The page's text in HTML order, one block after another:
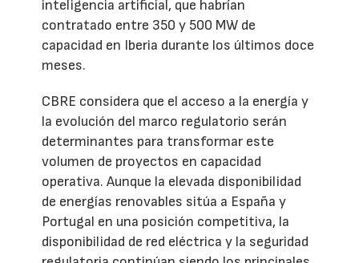
inteligencia artificial, que habrían
contratado entre 350 y 500 MW de
capacidad en Iberia durante los últimos doce
meses.
CBRE considera que el acceso a la energía y
la evolución del marco regulatorio serán
determinantes para transformar este
volumen de proyectos en capacidad
operativa. Aunque la elevada disponibilidad
de energías renovables sitúa a España y
Portugal en una posición competitiva, la
disponibilidad de red eléctrica y la seguridad